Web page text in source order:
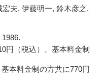
夫, 伊藤明一, 鈴木彦之,
1986.
円（税込）、基本料金制
本料金制の方共に770円